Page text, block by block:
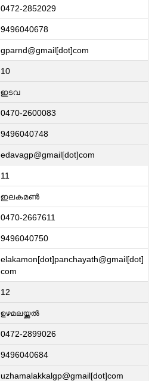
0472-2852029
9496040678
gparnd@gmail[dot]com
10
ഇടവ
0470-2600083
9496040748
edavagp@gmail[dot]com
11
ഇലകമൺ
0470-2667611
9496040750
elakamon[dot]panchayath@gmail[dot]
com
12
ഉഴമലയ്ക്കൽ
0472-2899026
9496040684
uzhamalakkalgp@gmail[dot]com